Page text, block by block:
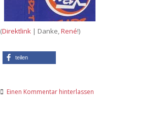
(Direktlink | Danke,René!)
teilen
Einen Kommentar hinterlassen